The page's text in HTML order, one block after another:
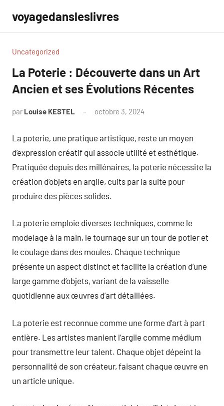
contenu
voyagedansleslivres
Uncategorized
La Poterie : Découverte dans un Art
Ancien et ses Évolutions Récentes
par Louise KESTEL octobre 3, 2024
La poterie, une pratique artistique, reste un moyen
d’expression créatif qui associe utilité et esthétique.
Pratiquée depuis des millénaires, la poterie nécessite la
création d’objets en argile, cuits par la suite pour
produire des pièces solides.
La poterie emploie diverses techniques, comme le
modelage à la main, le tournage sur un tour de potier et
le coulage dans des moules. Chaque technique
présente un aspect distinct et facilite la création d’une
large gamme d’objets, variant de la vaisselle
quotidienne aux œuvres d’art détaillées.
La poterie est reconnue comme une forme d’art à part
entière. Les artistes manient l’argile comme médium
pour transmettre leur talent. Chaque objet dépeint la
personnalité de son créateur, faisant chaque œuvre en
un article unique.